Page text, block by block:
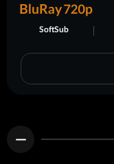
SoftSub
BluRay 720p